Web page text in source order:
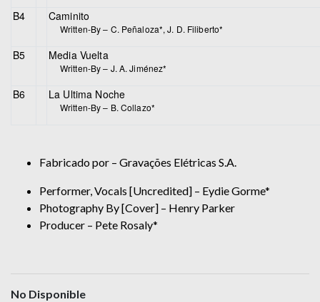
B4 Caminito
Written-By – C. Peñaloza*,J. D. Filiberto*
B5 Media Vuelta
Written-By – J. A. Jiménez*
B6 La Ultima Noche
Written-By – B. Collazo*
Fabricado por – Gravações Elétricas S.A.
Performer, Vocals [Uncredited] – Eydie Gorme*
Photography By [Cover] – Henry Parker
Producer – Pete Rosaly*
No Disponible